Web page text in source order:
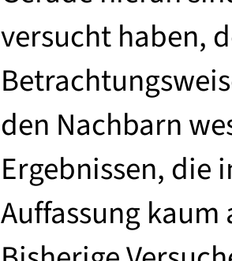
versucht haben,
den Nachbarn
Ergebnissen,
Auffassung